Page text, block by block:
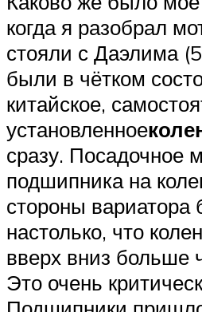
когда я разобрал
стояли с Даэлима
были в чётком
китайское,
установленное
сразу. Посадочное
подшипника на
стороны вариатора
настолько, что
вверх вниз больше
Это очень